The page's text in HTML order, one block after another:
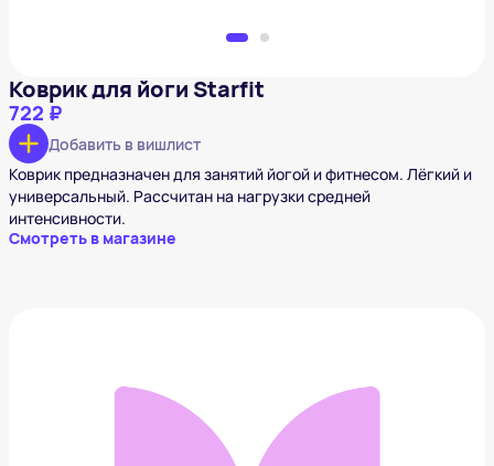
Коврик для йоги Starfit
722 ₽
Добавить в вишлист
Коврик предназначен для занятий йогой и фитнесом. Лёгкий и
универсальный. Рассчитан на нагрузки средней
интенсивности.
Смотреть в магазине